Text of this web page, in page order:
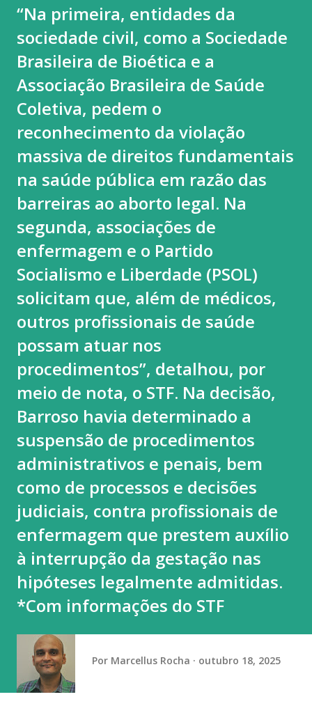
“Na primeira, entidades da
sociedade civil, como a Sociedade
Brasileira de Bioética e a
Associação Brasileira de Saúde
Coletiva, pedem o
reconhecimento da violação
massiva de direitos fundamentais
na saúde pública em razão das
barreiras ao aborto legal. Na
segunda, associações de
enfermagem e o Partido
Socialismo e Liberdade (PSOL)
solicitam que, além de médicos,
outros profissionais de saúde
possam atuar nos
procedimentos”, detalhou, por
meio de nota, o STF. Na decisão,
Barroso havia determinado a
suspensão de procedimentos
administrativos e penais, bem
como de processos e decisões
judiciais, contra profissionais de
enfermagem que prestem auxílio
à interrupção da gestação nas
hipóteses legalmente admitidas.
*Com informações do STF
Por Marcellus Rocha outubro 18, 2025